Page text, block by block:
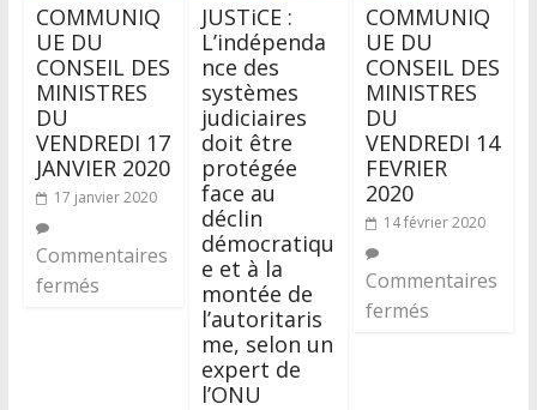
COMMUNIQ
UE DU
CONSEIL DES
MINISTRES
DU
VENDREDI 17
JANVIER 2020
17 janvier 2020
Commentaires
fermés
JUSTiCE :
L’indépenda
nce des
systèmes
judiciaires
doit être
protégée
face au
déclin
démocratiqu
e et à la
montée de
l’autoritaris
me, selon un
expert de
l’ONU
COMMUNIQ
UE DU
CONSEIL DES
MINISTRES
DU
VENDREDI 14
FEVRIER
2020
14 février 2020
Commentaires
fermés